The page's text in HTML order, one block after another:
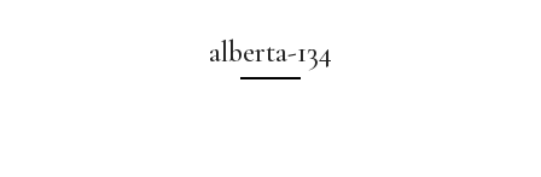
alberta-134